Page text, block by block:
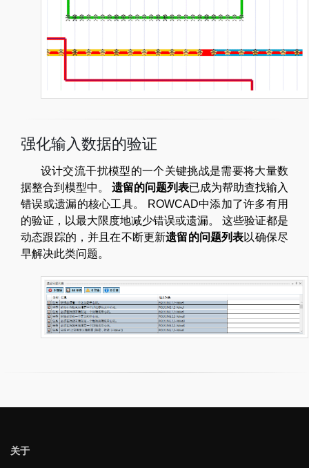
强化输入数据的验证
设计交流干扰模型的一个关键挑战是需要将大量数
据整合到模型中。 遗留的问题列表已成为帮助查找输入
错误或遗漏的核心工具。 ROWCAD中添加了许多有用
的验证，以最大限度地减少错误或遗漏。 这些验证都是
动态跟踪的，并且在不断更新遗留的问题列表以确保尽
早解决此类问题。
关于